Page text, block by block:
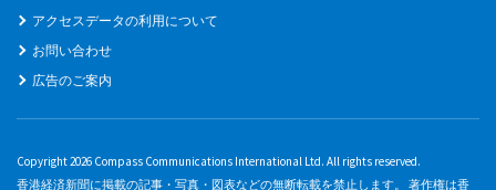
アクセスデータの利用について
お問い合わせ
広告のご案内
Copyright 2026 Compass Communications International Ltd. All rights reserved.
香港経済新聞に掲載の記事・写真・図表などの無断転載を禁止します。 著作権は香